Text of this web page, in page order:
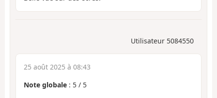
Utilisateur 5084550
25 août 2025 à 08:43
Note globale : 5 / 5